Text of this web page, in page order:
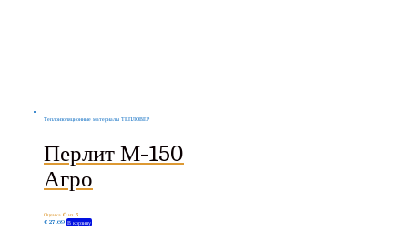
Теплоизоляционные материалы ТЕПЛОВЕР
Перлит М-150
Агро
Оценка 0 из 5
€ 27.69 В корзину